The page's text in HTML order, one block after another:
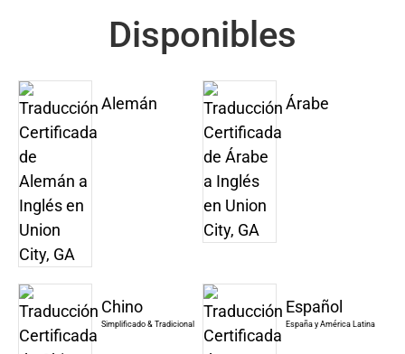
Disponibles
Alemán Árabe
Chino
Simplificado & Tradicional
Español
España y América Latina